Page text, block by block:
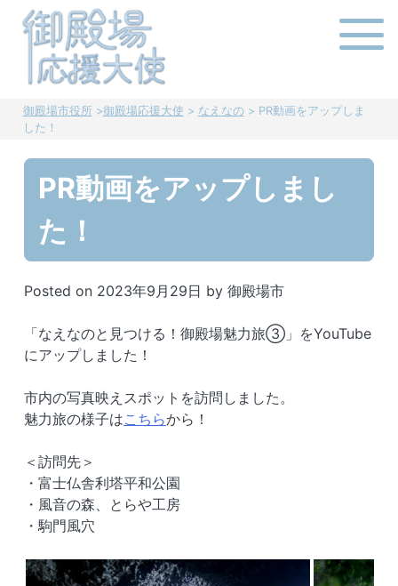
Skip
御殿場市役所>御殿場応援大使 > なえなの> PR動画をアップしま
した！
PR動画をアップしまし
た！
Posted on 2023年9月29日 by 御殿場市
「なえなのと見つける！御殿場魅力旅③」をYouTube
にアップしました！
市内の写真映えスポットを訪問しました。
魅力旅の様子はこちらから！
＜訪問先＞
・富士仏舎利塔平和公園
・風音の森、とらや工房
・駒門風穴